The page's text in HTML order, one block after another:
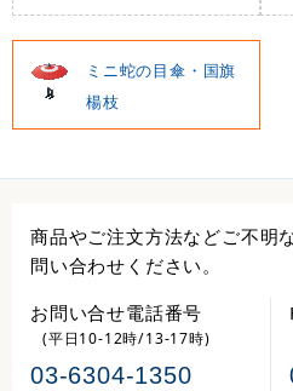
ミニ蛇の目傘・国旗
楊枝
商品やご注文方法などご不明
問い合わせください。
お問い合せ電話番号
(平日10-12時/13-17時)
03-6304-1350